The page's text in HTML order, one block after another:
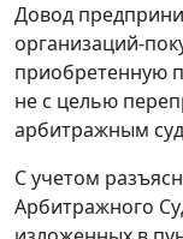
Довод
организаций-
приобретенную
не с целью
арбитражным
С учетом
Арбитражного